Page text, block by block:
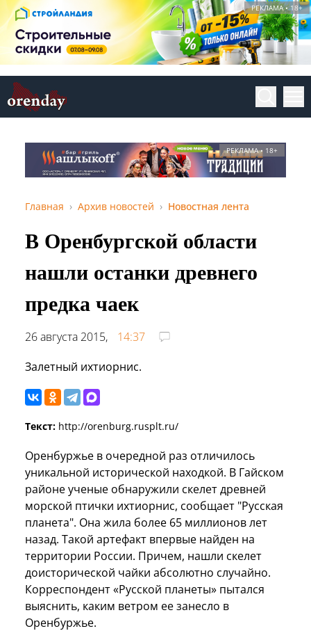
РЕКЛАМА • 18+
РЕКЛАМА • 18+
Главная Архив новостей Новостная лента
В Оренбургской области
нашли останки древнего
предка чаек
26 августа 2015,
14:37
Залетный ихтиорнис.
Текст: http://orenburg.rusplt.ru/
Оренбуржье в очередной раз отличилось
уникальной исторической находкой. В Гайском
районе ученые обнаружили скелет древней
морской птички ихтиорнис, сообщает "Русская
планета". Она жила более 65 миллионов лет
назад. Такой артефакт впервые найден на
территории России. Причем, нашли скелет
доисторической чайки абсолютно случайно.
Корреспондент «Русской планеты» пытался
выяснить, каким ветром ее занесло в
Оренбуржье.